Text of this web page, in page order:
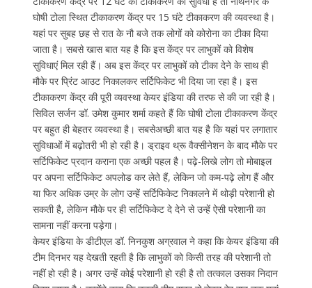
घोषी टोला स्थित टीकाकरण केंद्र पर 15 घंटे टीकाकरण की व्यवस्था है।
यहां पर सुबह छह से रात के नौ बजे तक लोगों को कोरोना का टीका दिया
जाता है। सबसे खास बात यह है कि इस केंद्र पर लाभुकों को विशेष
सुविधाएं मिल रही हैं। अब इस केंद्र पर लाभुकों को टीका देने के साथ ही
मौके पर प्रिंट आउट निकालकर सर्टिफिकेट भी दिया जा रहा है। इस
टीकाकरण केंद्र की पूरी व्यवस्था केयर इंडिया की तरफ से की जा रही है।
सिविल सर्जन डॉ. उमेश कुमार शर्मा कहते हैं कि घोषी टोला टीकाकरण केंद्र
पर बहुत ही बेहतर व्यवस्था है। सबसेअच्छी बात यह है कि यहां पर लगातार
सुविधाओं में बढ़ोतरी भी हो रही है। ड्राइव थ्रू वैक्सीनेशन के बाद मौके पर
सर्टिफिकेट प्रदान कराना एक अच्छी पहल है। पढ़े-लिखे लोग तो मोबाइल
पर अपना सर्टिफिकेट अपलोड कर लेते हैं, लेकिन जो कम-पढ़े लोग हैं और
या फिर अधिक उम्र के लोग उन्हें सर्टिफिकेट निकालने में थोड़ी परेशानी हो
सकती है, लेकिन मौके पर ही सर्टिफिकेट दे देने से उन्हें ऐसी परेशानी का
सामना नहीं करना पड़ेगा।
केयर इंडिया के डीटीएल डॉ. निनकुश अग्रवाल ने कहा कि केयर इंडिया की
टीम दिनभर यह देखती रहती है कि लाभुकों को किसी तरह की परेशानी तो
नहीं हो रही है। अगर उन्हें कोई परेशानी हो रही है तो तत्काल उसका निदान